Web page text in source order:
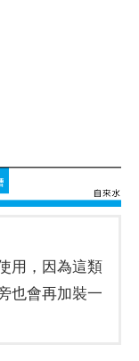
用，因為這類
也會再加裝一